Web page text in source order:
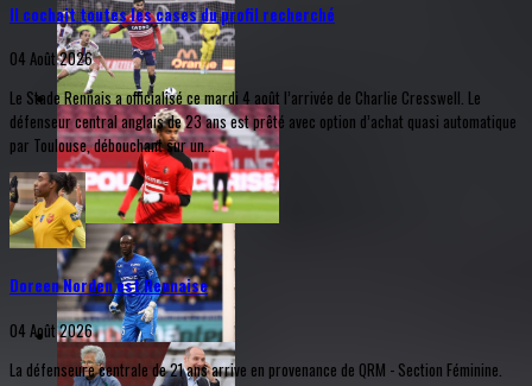
Il cochait toutes les cases du profil recherché
04 Août 2026
Le Stade Rennais a officialisé ce mardi 4 août l’arrivée de Charlie Cresswell. Le
défenseur central anglais de 23 ans est prêté avec option d’achat quasi automatique
par Toulouse, débouchant sur un...
Doreen Norden est Rennaise
04 Août 2026
La défenseure centrale de 21 ans arrive en provenance de QRM - Section Féminine.